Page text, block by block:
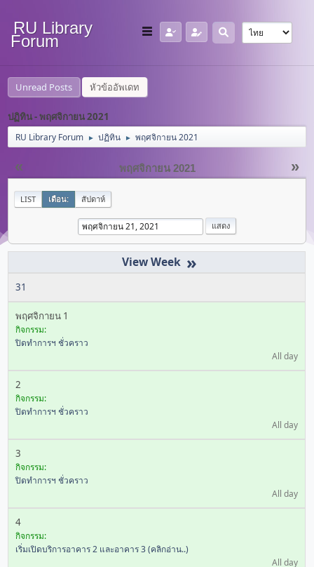
RU Library
Forum
Unread Posts หัวข้ออัพเดท
ปฏิทิน - พฤศจิกายน 2021
RU Library Forum ► ปฏิทิน ► พฤศจิกายน 2021
« »
พฤศจิกายน 2021
LIST เดือน: สัปดาห์
»
31
พฤศจิกายน 1
กิจกรรม:
ปิดทำการฯ ชั่วคราว
All day
2
กิจกรรม:
ปิดทำการฯ ชั่วคราว
All day
3
กิจกรรม:
ปิดทำการฯ ชั่วคราว
All day
4
กิจกรรม:
เริ่มเปิดบริการอาคาร 2 และอาคาร 3 (คลิกอ่าน..)
All day